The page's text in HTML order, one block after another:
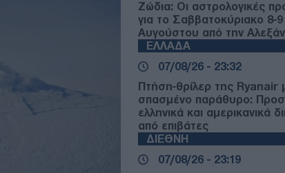
Ζώδια: Οι αστρολογικές
για το Σαββατοκύριακο 8-9
Αυγούστου από την
ΕΛΛΑΔΑ
07/08/26 - 23:32
Πτήση-θρίλερ της Ryanair
σπασμένο παράθυρο:
ελληνικά και αμερικανικά
από επιβάτες
ΔΙΕΘΝΗ
07/08/26 - 23:19